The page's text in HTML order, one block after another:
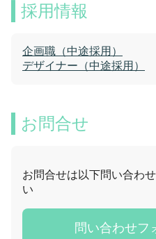
採用情報
企画職（中途採用）
デザイナー（中途採用）
お問合せ
お問合せは以下問い合わ
い
問い合わせフ